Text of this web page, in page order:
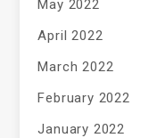
May 2022
April 2022
March 2022
February 2022
January 2022